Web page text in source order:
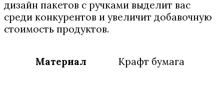
дизайн пакетов с ручками выделит вас
среди конкурентов и увеличит добавочную
стоимость продуктов.
Материал Крафт бумага